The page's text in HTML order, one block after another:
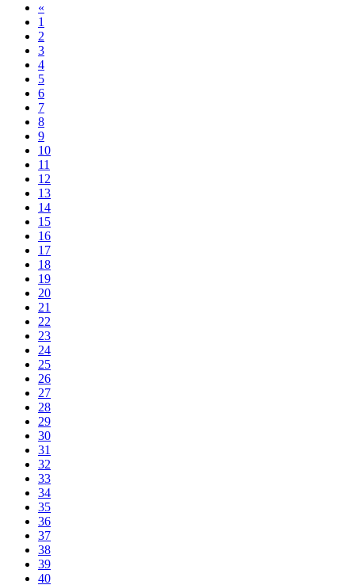
«
1
2
3
4
5
6
7
8
9
10
11
12
13
14
15
16
17
18
19
20
21
22
23
24
25
26
27
28
29
30
31
32
33
34
35
36
37
38
39
40